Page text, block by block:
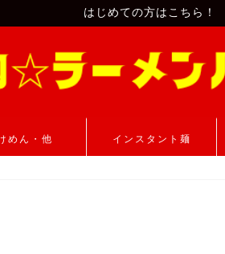
はじめての方はこちら！
めん・他 インスタント麺